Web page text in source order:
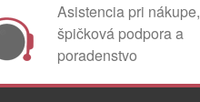
Asistencia pri nákupe,
špičková podpora a
poradenstvo